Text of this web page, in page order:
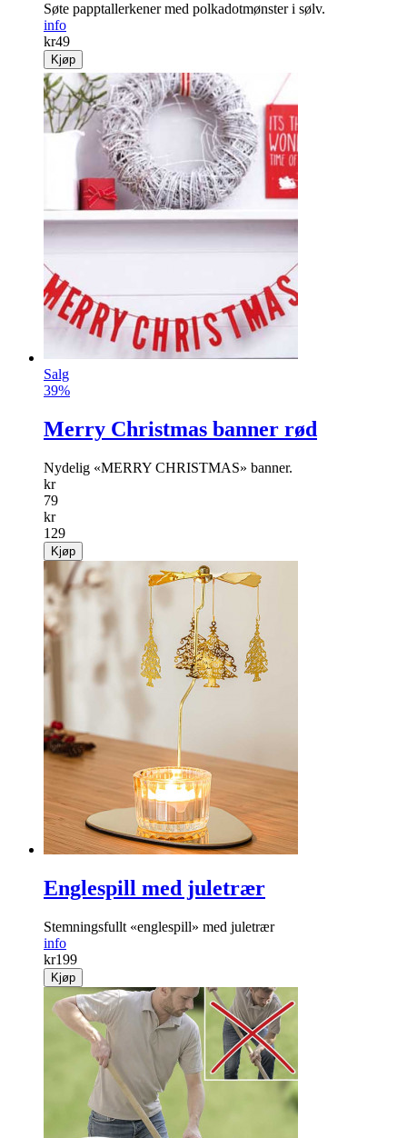
Søte papptallerkener med polkadotmønster i sølv.
info
kr49
Kjøp
Salg
39%
Merry Christmas banner rød
Nydelig «MERRY CHRISTMAS» banner.
kr
79
kr
129
Kjøp
Englespill med juletrær
Stemningsfullt «englespill» med juletrær
info
kr199
Kjøp